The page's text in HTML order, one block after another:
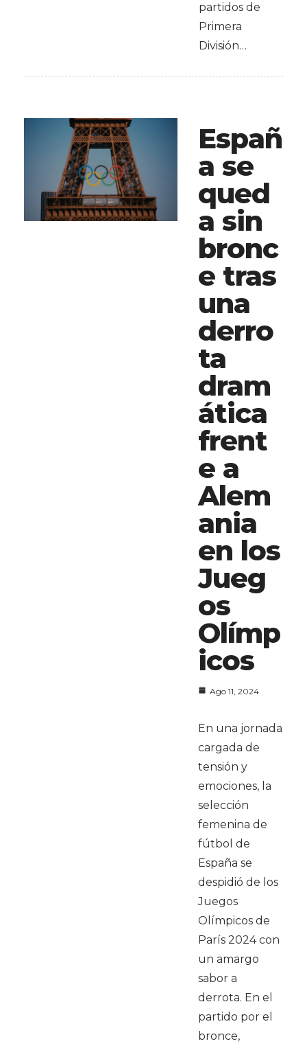
partidos de
Primera
División…
Españ
a se
qued
a sin
bronc
e tras
una
derro
ta
dram
ática
frent
e a
Alem
ania
en los
Jueg
os
Olímp
icos
Ago 11, 2024
En una jornada
cargada de
tensión y
emociones, la
selección
femenina de
fútbol de
España se
despidió de los
Juegos
Olímpicos de
París 2024 con
un amargo
sabor a
derrota. En el
partido por el
bronce,